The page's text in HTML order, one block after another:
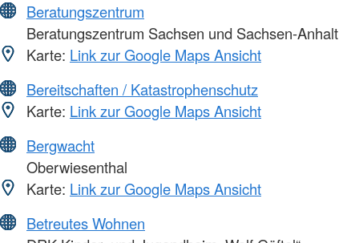
Beratungszentrum
Beratungszentrum Sachsen und Sachsen-Anhalt
Karte: Link zur Google Maps Ansicht
Bereitschaften / Katastrophenschutz
Karte: Link zur Google Maps Ansicht
Bergwacht
Oberwiesenthal
Karte: Link zur Google Maps Ansicht
Betreutes Wohnen